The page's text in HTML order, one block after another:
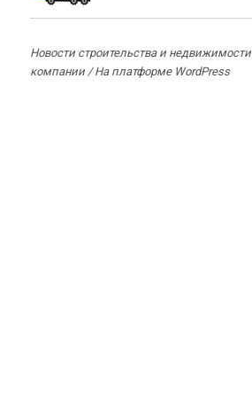
Новости строительства и недвижимости
компании /На платформе WordPress